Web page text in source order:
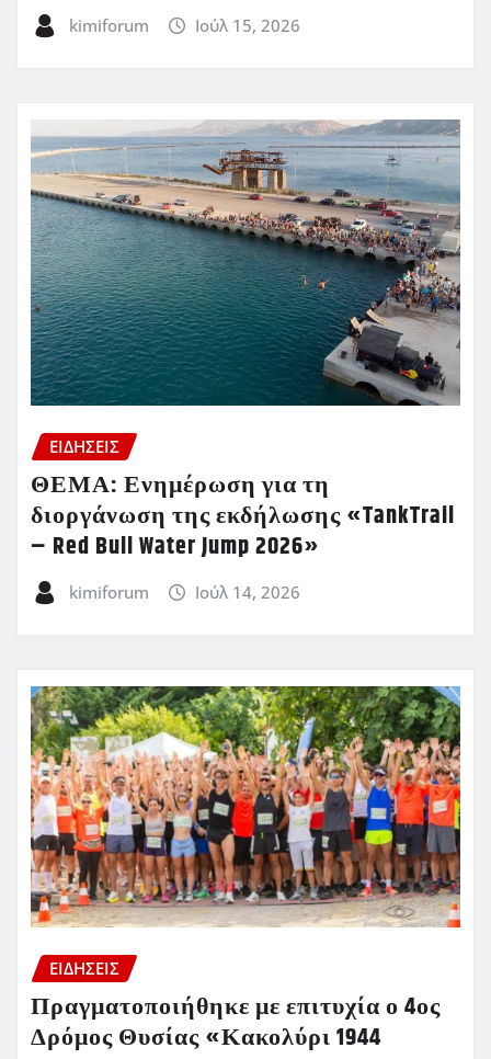
kimiforum Ιούλ 15, 2026
ΕΙΔΗΣΕΙΣ
ΘΕΜΑ: Ενημέρωση για τη
διοργάνωση της εκδήλωσης «TankTrail
– Red Bull Water Jump 2026»
kimiforum Ιούλ 14, 2026
ΕΙΔΗΣΕΙΣ
Πραγματοποιήθηκε με επιτυχία ο 4ος
Δρόμος Θυσίας «Κακολύρι 1944